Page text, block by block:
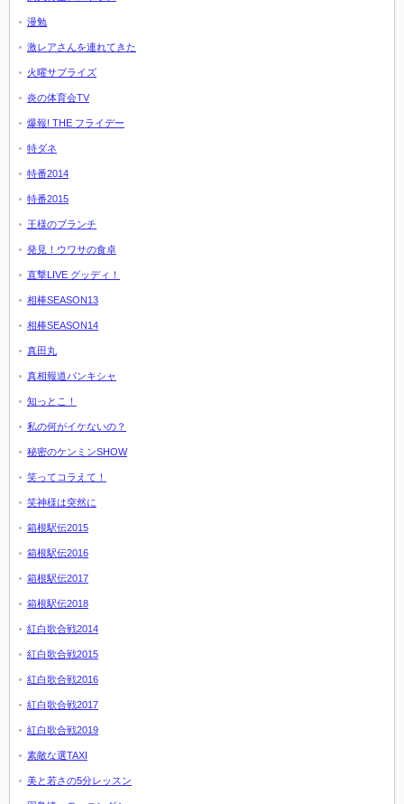
漫勉
激レアさんを連れてきた
火曜サプライズ
炎の体育会TV
爆報! THE フライデー
特ダネ
特番2014
特番2015
王様のブランチ
発見！ウワサの食卓
直撃LIVE グッディ！
相棒SEASON13
相棒SEASON14
真田丸
真相報道バンキシャ
知っとこ！
私の何がイケないの？
秘密のケンミンSHOW
笑ってコラえて！
笑神様は突然に
箱根駅伝2015
箱根駅伝2016
箱根駅伝2017
箱根駅伝2018
紅白歌合戦2014
紅白歌合戦2015
紅白歌合戦2016
紅白歌合戦2017
紅白歌合戦2019
素敵な選TAXI
美と若さの5分レッスン